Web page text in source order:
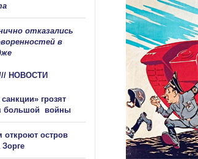
отказались
в
НОВОСТИ
грозят
большой войны
откроют остров